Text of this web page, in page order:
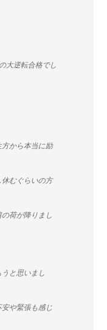
大逆転合格でし
方から本当に励
むぐらいの方
荷が降りまし
と思いまし
や緊張も感じ